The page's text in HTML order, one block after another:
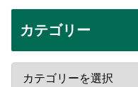
カテゴリー